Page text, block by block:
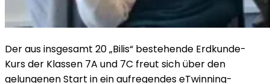
Der aus insgesamt 20 „Bilis“ bestehende Erdkunde-
Kurs der Klassen 7A und 7C freut sich über den
gelungenen Start in ein aufregendes eTwinning-